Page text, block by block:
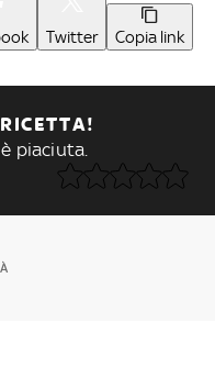
Twitter Copia link
piaciuta.